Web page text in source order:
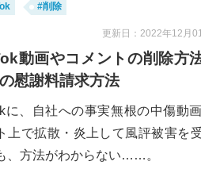
更新日：2022年12月
動画やコメントの削除方
慰謝料請求方法
に、自社への事実無根の中傷動
上で拡散・炎上して風評被害を
、方法がわからない……。
#削除